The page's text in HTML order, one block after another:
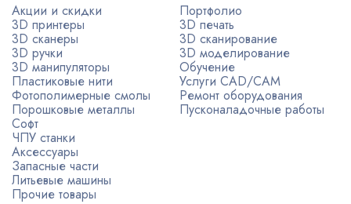
Акции и скидки
3D принтеры
3D сканеры
3D ручки
3D манипуляторы
Пластиковые нити
Фотополимерные смолы
Порошковые металлы
Софт
ЧПУ станки
Аксессуары
Запасные части
Литьевые машины
Прочие товары
Портфолио
3D печать
3D сканирование
3D моделирование
Обучение
Услуги CAD/CAM
Ремонт оборудования
Пусконаладочные работы